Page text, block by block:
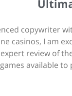
copywriter
casinos, I am
review of
available to